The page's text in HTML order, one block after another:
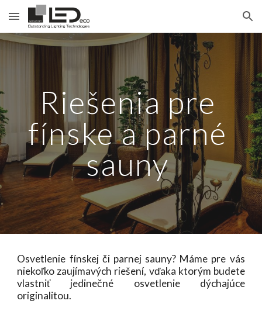
Skip to main content Skip to navigation
Riešenia pre
fínske a parné
sauny
Osvetlenie fínskej či parnejsauny? Máme pre vás
niekoľko zaujímavých riešení, vďaka ktorým budete
vlastniť jedinečné osvetlenie dýchajúce
originalitou.